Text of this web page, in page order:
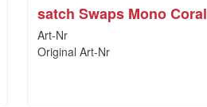
satch Swaps Mono Coral
Art-Nr
Original Art-Nr